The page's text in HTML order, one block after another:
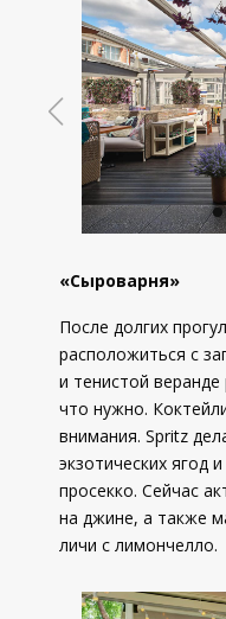
«Сыроварня»
После долгих
расположиться с
и тенистой
что нужно.
внимания. Spritz
экзотических
просекко. Сейчас
на джине, а также
личи с лимончелло.